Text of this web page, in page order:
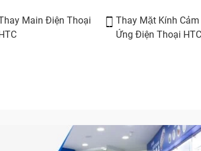
Main Điện Thoại
Thay Mặt Kính Cảm
Ứng Điện Thoại